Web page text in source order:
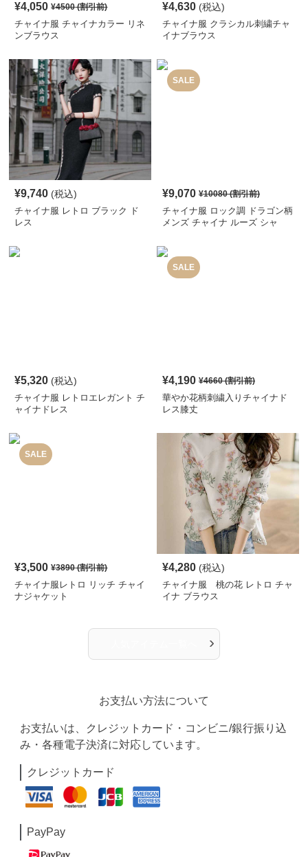
¥4,050 ¥4500(割引前)
チャイナ服 チャイナカラー リネ
ンブラウス
¥4,630 (税込)
チャイナ服 クラシカル刺繍チャ
イナブラウス
¥9,740 (税込)
チャイナ服 レトロ ブラック ド
レス
SALE
¥9,070 ¥10080(割引前)
チャイナ服 ロック調 ドラゴン柄
メンズ チャイナ ルーズ シャ
¥5,320 (税込)
チャイナ服 レトロエレガント チ
ャイナドレス
SALE
¥4,190 ¥4660(割引前)
華やか花柄刺繍入りチャイナド
レス膝丈
SALE
¥3,500 ¥3890(割引前)
チャイナ服レトロ リッチ チャイ
ナジャケット
¥4,280 (税込)
チャイナ服 桃の花 レトロ チャ
イナ ブラウス
›
お支払い方法について
お支払いは、クレジットカード・コンビニ/銀行振り込
み・各種電子決済に対応しています。
クレジットカード
PayPay